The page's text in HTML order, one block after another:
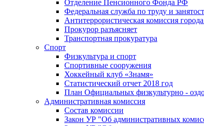
Отделение Пенсионного Фонда РФ
Федеральная служба по труду и
Антитеррористическая комиссия
Прокурор разъясняет
Транспортная прокуратура
Спорт
Физкультура и спорт
Спортивные сооружения
Хоккейный клуб «Знамя»
Статистический отчет 2018 год
План Официальных физкультурно -
Административная комиссия
Состав комиссии
Закон УР "Об административных